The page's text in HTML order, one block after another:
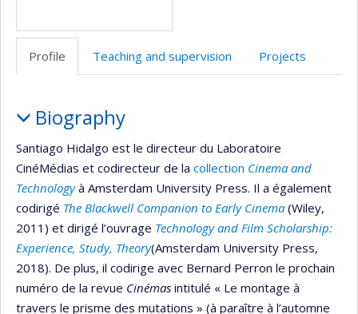
Profile Teaching and supervision Projects
Biography
Santiago Hidalgo est le directeur du Laboratoire
CinéMédias et codirecteur de la collection Cinema and
Technologyà Amsterdam University Press. Il a également
codirigé The Blackwell Companion to Early Cinema (Wiley,
2011) et dirigé l’ouvrage Technology and Film Scholarship:
Experience, Study, Theory(Amsterdam University Press,
2018). De plus, il codirige avec Bernard Perron le prochain
numéro de la revue Cinémas intitulé « Le montage à
travers le prisme des mutations » (à paraître à l’automne